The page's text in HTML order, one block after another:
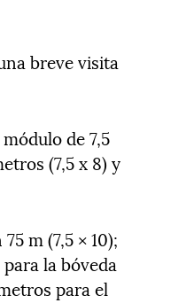
breve visita
de 7,5
(7,5 x 8) y
m (7,5 × 10);
la bóveda
para el